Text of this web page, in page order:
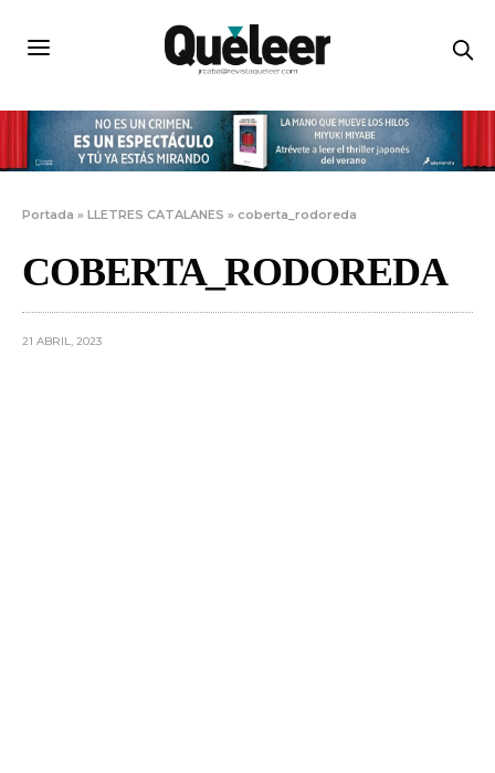
Portada »LLETRES CATALANES » coberta_rodoreda
COBERTA_RODOREDA
21 ABRIL, 2023